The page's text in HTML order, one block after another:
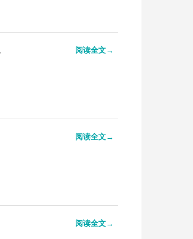
阅读全文→
阅读全文→
阅读全文→